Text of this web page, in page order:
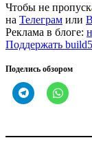
Чтобы не
на Телеграм или
Реклама в блоге:
Поддержать build5
Поделись обзором